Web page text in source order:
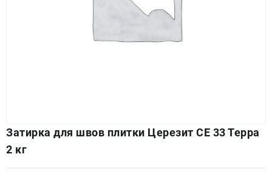
Затирка для швов плитки Церезит СЕ 33 Терра
2 кг